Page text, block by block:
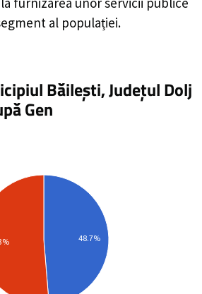
al populației.
Băilești, Județul Dolj
Gen
48.7%